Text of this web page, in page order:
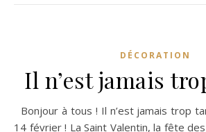
DÉCORATION
Il n’est jamais
Bonjour à tous ! Il n’est jamais trop tard ! Samedi c’est le
14 février ! La Saint Valentin, la fête